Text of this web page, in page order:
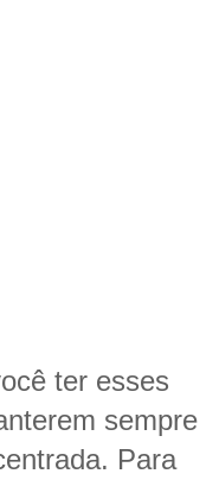
ter esses
sempre
Para